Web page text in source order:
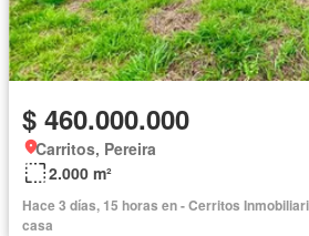
$ 460.000.000
Carritos, Pereira
2.000 m²
Hace 3 días, 15 horas en - Cerritos
casa